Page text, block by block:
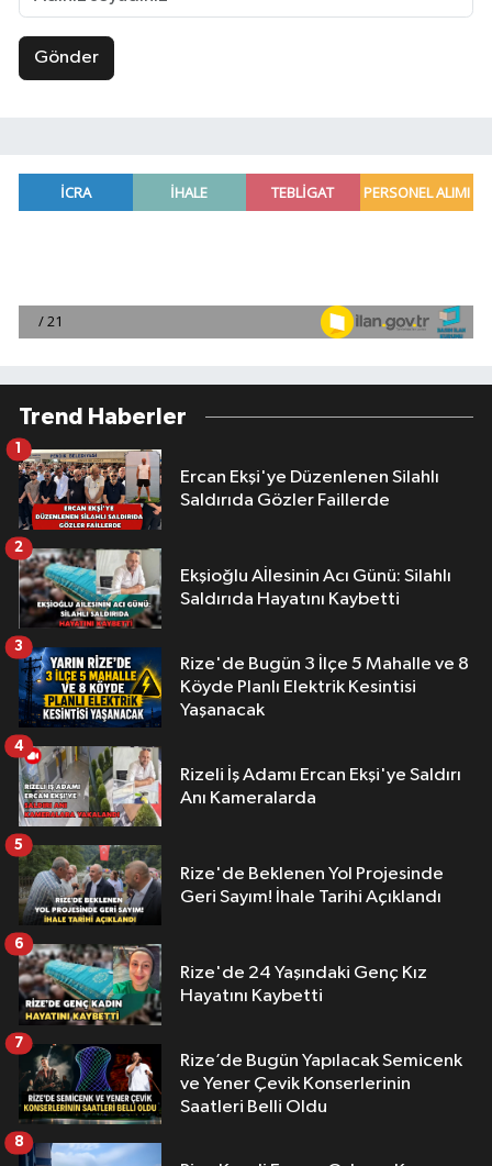
Gönder
Trend Haberler
Ercan Ekşi'ye Düzenlenen Silahlı
Saldırıda Gözler Faillerde
1
Ekşioğlu Aİlesinin Acı Günü: Silahlı
Saldırıda Hayatını Kaybetti
2
Rize'de Bugün 3 İlçe 5 Mahalle ve 8
Köyde Planlı Elektrik Kesintisi
Yaşanacak
3
Rizeli İş Adamı Ercan Ekşi'ye Saldırı
Anı Kameralarda
4
Rize'de Beklenen Yol Projesinde
Geri Sayım! İhale Tarihi Açıklandı
5
Rize'de 24 Yaşındaki Genç Kız
Hayatını Kaybetti
6
Rize’de Bugün Yapılacak Semicenk
ve Yener Çevik Konserlerinin
Saatleri Belli Oldu
7
8